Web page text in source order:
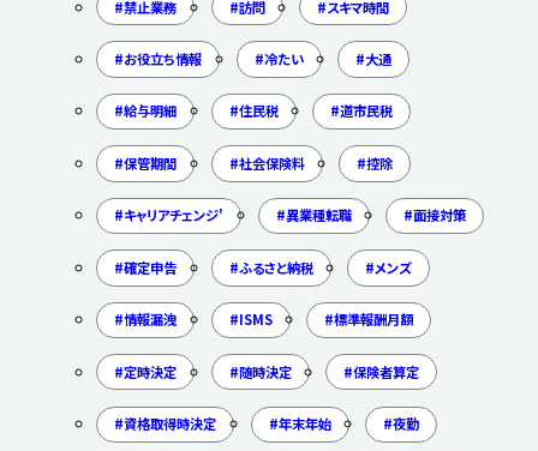
禁止業務 訪問 スキマ時間
お役立ち情報 冷たい 大通
給与明細 住民税 道市民税
保管期間 社会保険料 控除
キャリアチェンジ' 異業種転職 面接対策
確定申告 ふるさと納税 メンズ
情報漏洩 ISMS 標準報酬月額
定時決定 随時決定 保険者算定
資格取得時決定 年末年始 夜勤